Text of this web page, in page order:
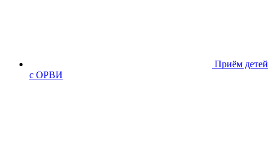
Приём детей
с ОРВИ